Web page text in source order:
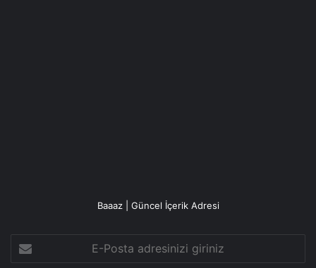
Baaaz | Güncel İçerik Adresi
Posta